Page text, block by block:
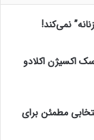
اکسیژن اکلادو
مطمئن برای